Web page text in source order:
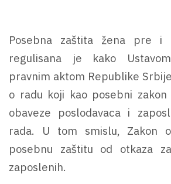
Posebna zaštita žena pre i
regulisana je kako
pravnim aktom Republike
o radu koji kao posebni
obaveze poslodavaca i
rada. U tom smislu, Zakon
posebnu zaštitu od otkaza
zaposlenih.